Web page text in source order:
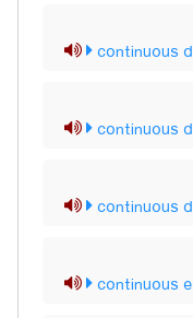
continuous
continuous
continuous
continuous